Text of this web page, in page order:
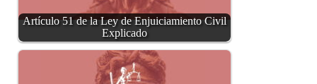
Artículo 51 de la Ley de Enjuiciamiento Civil
Explicado